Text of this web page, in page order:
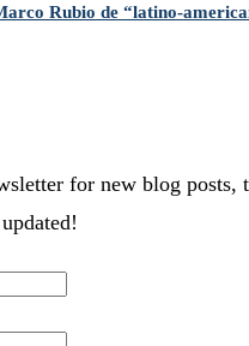
Rubio de “latino-
for new blog posts,